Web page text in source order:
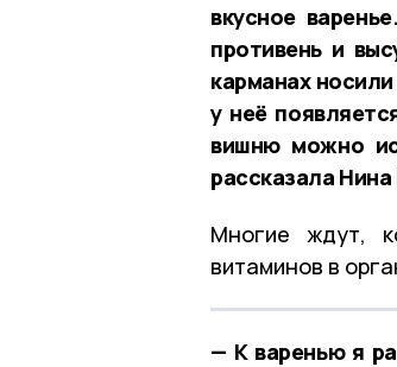
вкусное
противень и
карманах
у неё
вишню можно
рассказала
Многие ждут,
витаминов в
— К варенью я